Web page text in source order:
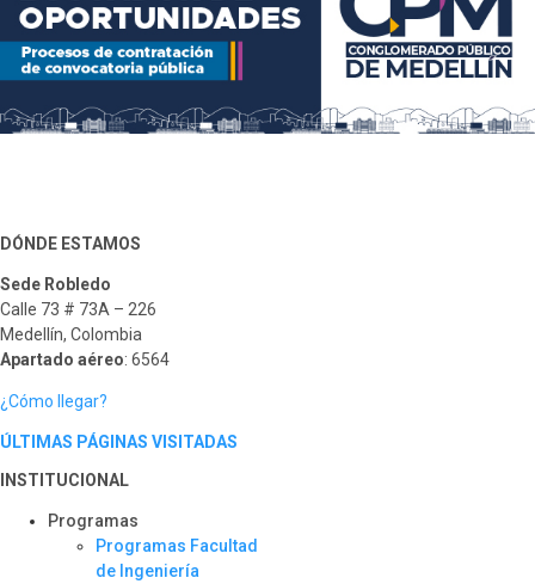
DÓNDE ESTAMOS
Sede Robledo
Calle 73 # 73A – 226
Medellín, Colombia
Apartado aéreo: 6564
¿Cómo llegar?
ÚLTIMAS PÁGINAS VISITADAS
INSTITUCIONAL
Programas
Programas Facultad
de Ingeniería